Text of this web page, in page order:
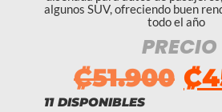
algunos SUV, ofreciendo buen
todo el año
PRECIO
₡51.900 ₡
11 DISPONIBLES